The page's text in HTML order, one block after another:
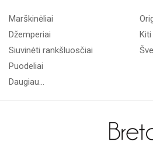
Marškinėliai
Džemperiai
Siuvinėti rankšluosčiai
Puodeliai
Daugiau...